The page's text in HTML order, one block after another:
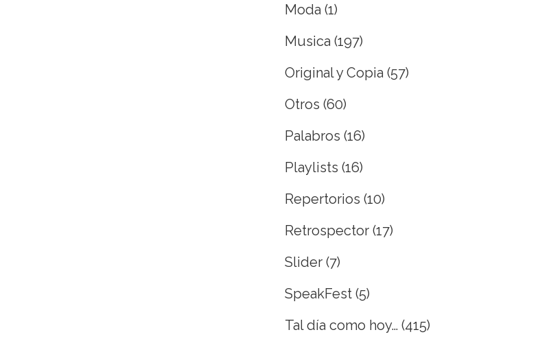
Moda (1)
Musica (197)
Original y Copia (57)
Otros (60)
Palabros (16)
Playlists (16)
Repertorios (10)
Retrospector (17)
Slider (7)
SpeakFest (5)
Tal día como hoy… (415)